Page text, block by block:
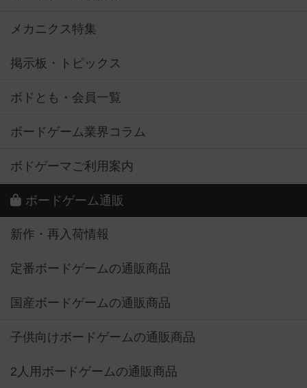
メカニクス特集
掲示板・トピックス
ボドとも・会員一覧
ボードゲーム業界コラム
ボドゲーマご利用案内
ボードゲーム通販
新作・再入荷情報
定番ボードゲームの通販商品
国産ボードゲームの通販商品
子供向けボードゲームの通販商品
2人用ボードゲームの通販商品